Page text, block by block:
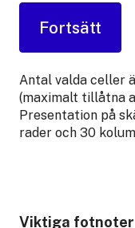
Antal valda celler
(maximalt tillåtna
Presentation på
rader och 30
Viktiga fotnoter